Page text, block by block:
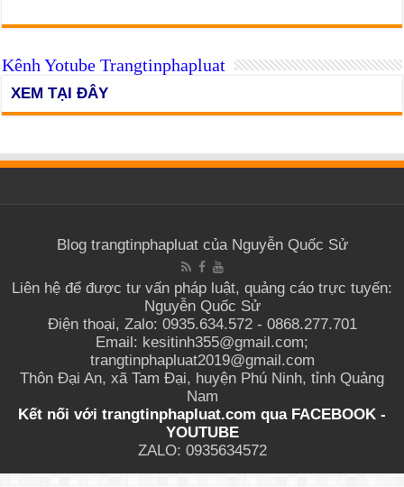
Kênh Yotube Trangtinphapluat
XEM TẠI ĐÂY
Blog trangtinphapluat của Nguyễn Quốc Sử
Liên hệ để được tư vấn pháp luật, quảng cáo trực tuyến:
Nguyễn Quốc Sử
Điện thoại, Zalo: 0935.634.572 - 0868.277.701
Email: kesitinh355@gmail.com;
trangtinphapluat2019@gmail.com
Thôn Đại An, xã Tam Đại, huyện Phú Ninh, tỉnh Quảng
Nam
Kết nối với trangtinphapluat.com quaFACEBOOK -
YOUTUBE
ZALO: 0935634572